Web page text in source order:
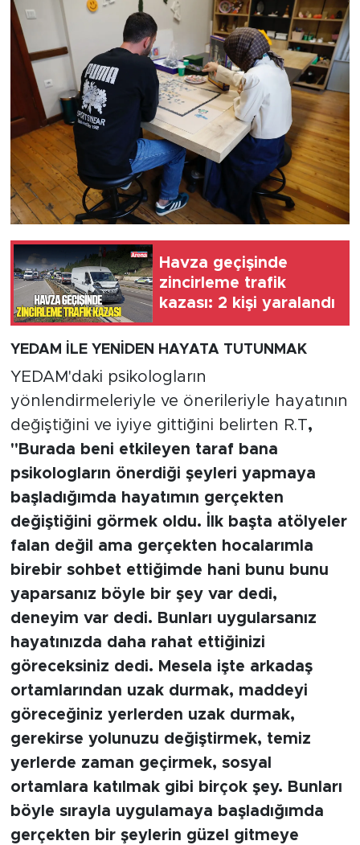
Havza geçişinde
zincirleme trafik
kazası: 2 kişi yaralandı
YEDAM İLE YENİDEN HAYATA TUTUNMAK
YEDAM'daki psikologların
yönlendirmeleriyle ve önerileriyle hayatının
değiştiğini ve iyiye gittiğini belirten R.T,
"Burada beni etkileyen taraf bana
psikologların önerdiği şeyleri yapmaya
başladığımda hayatımın gerçekten
değiştiğini görmek oldu. İlk başta atölyeler
falan değil ama gerçekten hocalarımla
birebir sohbet ettiğimde hani bunu bunu
yaparsanız böyle bir şey var dedi,
deneyim var dedi. Bunları uygularsanız
hayatınızda daha rahat ettiğinizi
göreceksiniz dedi. Mesela işte arkadaş
ortamlarından uzak durmak, maddeyi
göreceğiniz yerlerden uzak durmak,
gerekirse yolunuzu değiştirmek, temiz
yerlerde zaman geçirmek, sosyal
ortamlara katılmak gibi birçok şey. Bunları
böyle sırayla uygulamaya başladığımda
gerçekten bir şeylerin güzel gitmeye